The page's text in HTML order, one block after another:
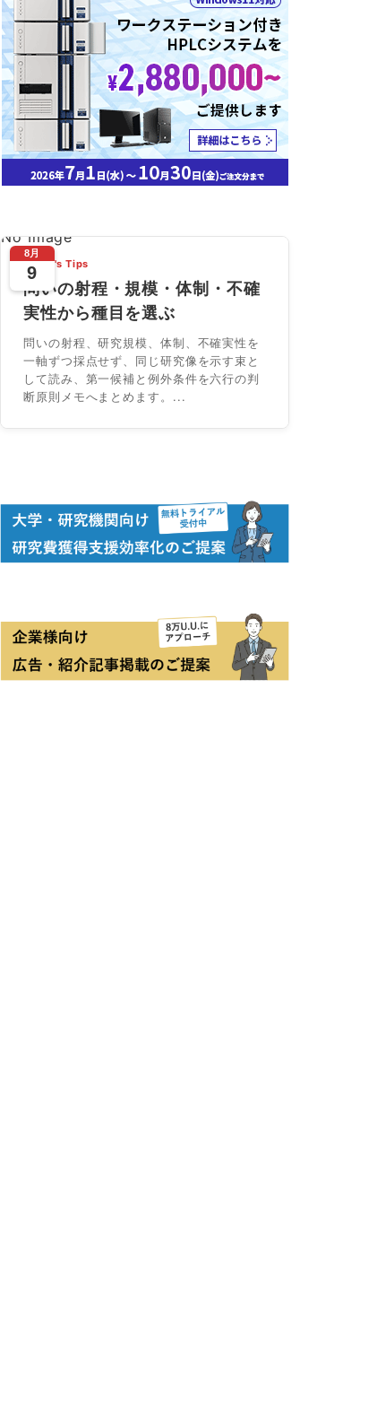
No Image
8月
9
Today's Tips
問いの射程・規模・体制・不確
実性から種目を選ぶ
問いの射程、研究規模、体制、不確実性を
一軸ずつ採点せず、同じ研究像を示す束と
して読み、第一候補と例外条件を六行の判
断原則メモへまとめます。...